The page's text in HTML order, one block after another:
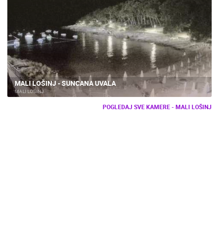
MALI LOŠINJ - SUNCANA UVALA
MALI LOŠINJ
POGLEDAJ SVE KAMERE - MALI LOŠINJ